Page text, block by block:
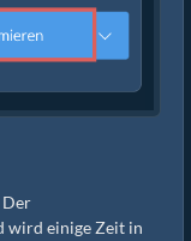
Der
wird einige Zeit in